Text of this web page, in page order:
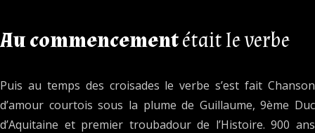
Au commencementétait le verbe
Puis au temps des croisades le verbe s’est fait Chanson
d’amour courtois sous la plume de Guillaume, 9ème Duc
d’Aquitaine et premier troubadour de l’Histoire. 900 ans